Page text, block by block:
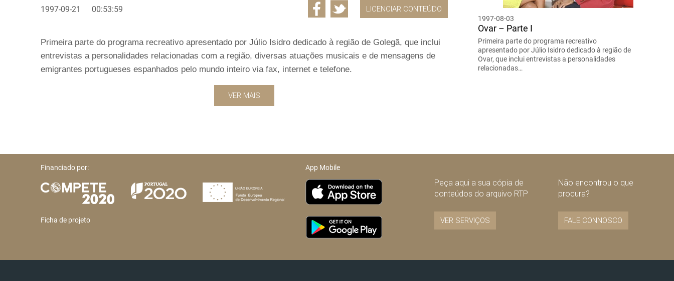
1997-09-21 00:53:59 LICENCIAR CONTEÚDO
Primeira parte do programa recreativo apresentado por Júlio Isidro dedicado à região de Golegã, que inclui
entrevistas a personalidades relacionadas com a região, diversas atuações musicais e de mensagens de
emigrantes portugueses espanhados pelo mundo inteiro via fax, internet e telefone.
VER MAIS
1997-08-03
Ovar – Parte I
Primeira parte do programa recreativo
apresentado por Júlio Isidro dedicado à região de
Ovar, que inclui entrevistas a personalidades
relacionadas…
Financiado por:
Ficha de projeto
App Mobile
Peça aqui a sua cópia de
conteúdos do arquivo RTP
VER SERVIÇOS
Não encontrou o que
procura?
FALE CONNOSCO